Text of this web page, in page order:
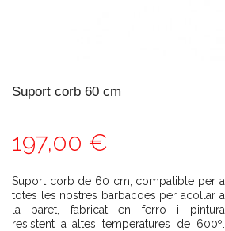
Suport corb 60 cm
197,00 €
Suport corb de 60 cm, compatible per a
totes les nostres barbacoes per acollar a
la paret, fabricat en ferro i pintura
resistent a altes temperatures de 600º.